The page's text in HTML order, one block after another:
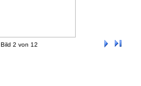
Bild 2 von 12